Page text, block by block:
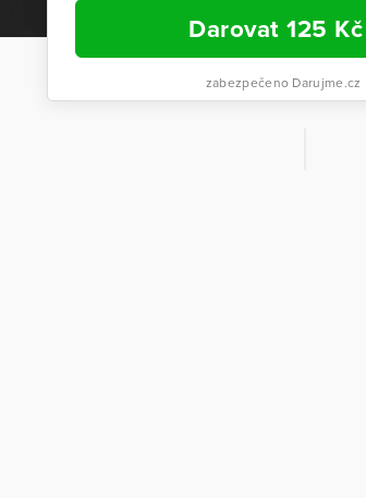
Darovat 125 Kč
zabezpečeno Darujme.cz